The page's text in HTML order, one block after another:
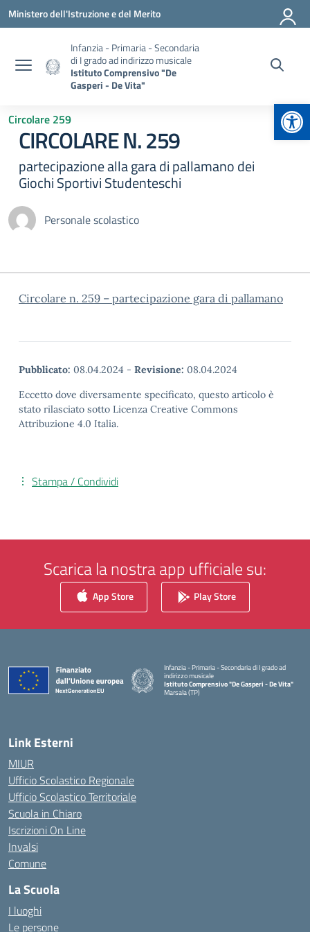
Vai ai contenuti
Vai al menu di navigazione
Vai al footer
Ministero dell'Istruzione e del Merito
Infanzia - Primaria - Secondaria
di I grado ad indirizzo musicale
Istituto Comprensivo "De
Gasperi - De Vita"
Circolare 259
CIRCOLARE N. 259
partecipazione alla gara di pallamano dei
Giochi Sportivi Studenteschi
Personale scolastico
Circolare n. 259 – partecipazione gara di pallamano
Pubblicato: 08.04.2024 - Revisione: 08.04.2024
Eccetto dove diversamente specificato, questo articolo è
stato rilasciato sotto Licenza Creative Commons
Attribuzione 4.0 Italia.
Stampa / Condividi
Scarica la nostra app ufficiale su:
App Store Play Store
Infanzia - Primaria - Secondaria di I grado ad
indirizzo musicale
Istituto Comprensivo "De Gasperi - De Vita"
Marsala (TP)
Link Esterni
MIUR
Ufficio Scolastico Regionale
Ufficio Scolastico Territoriale
Scuola in Chiaro
Iscrizioni On Line
Invalsi
Comune
La Scuola
I luoghi
Le persone